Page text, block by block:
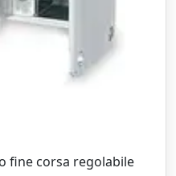
fine corsa regolabile